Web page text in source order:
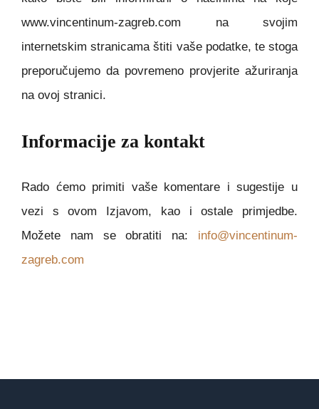
www.vincentinum-zagreb.com na svojim
internetskim stranicama štiti vaše podatke, te stoga
preporučujemo da povremeno provjerite ažuriranja
na ovoj stranici.
Informacije za kontakt
Rado ćemo primiti vaše komentare i sugestije u
vezi s ovom Izjavom, kao i ostale primjedbe.
Možete nam se obratiti na: info@vincentinum-
zagreb.com